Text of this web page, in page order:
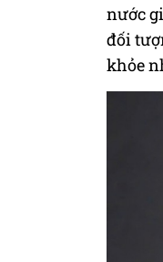
nước
đối
khỏe